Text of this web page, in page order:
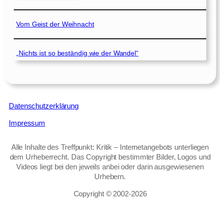
Vom Geist der Weihnacht
„Nichts ist so beständig wie der Wandel“
Datenschutzerklärung
Impressum
Alle Inhalte des Treffpunkt: Kritik – Internetangebots unterliegen
dem Urheberrecht. Das Copyright bestimmter Bilder, Logos und
Videos liegt bei den jeweils anbei oder darin ausgewiesenen
Urhebern.
Copyright © 2002‑2026